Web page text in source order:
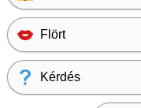
Flört
Kérdés